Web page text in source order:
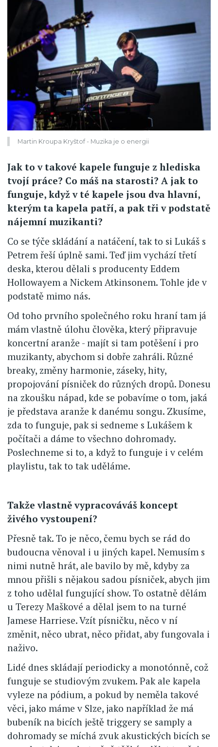
Martin Kroupa Kryštof - Muzika je o energii
Jak to v takové kapele funguje z hlediska
tvojí práce? Co máš na starosti? A jak to
funguje, když v té kapele jsou dva hlavní,
kterým ta kapela patří, a pak tři v podstatě
nájemní muzikanti?
Co se týče skládání a natáčení, tak to si Lukáš s
Petrem řeší úplně sami. Teď jim vychází třetí
deska, kterou dělali s producenty Eddem
Hollowayem a Nickem Atkinsonem. Tohle jde v
podstatě mimo nás.
Od toho prvního společného roku hraní tam já
mám vlastně úlohu člověka, který připravuje
koncertní aranže - majít si tam potěšení i pro
muzikanty, abychom si dobře zahráli. Různé
breaky, změny harmonie, záseky, hity,
propojování písniček do různých dropů. Donesu
na zkoušku nápad, kde se pobavíme o tom, jaká
je představa aranže k danému songu. Zkusíme,
zda to funguje, pak si sedneme s Lukášem k
počítači a dáme to všechno dohromady.
Poslechneme si to, a když to funguje i v celém
playlistu, tak to tak uděláme.
Takže vlastně vypracováváš koncept
živého vystoupení?
Přesně tak. To je něco, čemu bych se rád do
budoucna věnoval i u jiných kapel. Nemusím s
nimi nutně hrát, ale bavilo by mě, kdyby za
mnou přišli s nějakou sadou písniček, abych jim
z toho udělal fungující show. To ostatně dělám
u Terezy Maškové a dělal jsem to na turné
Jamese Harriese. Vzít písničku, něco v ní
změnit, něco ubrat, něco přidat, aby fungovala i
naživo.
Lidé dnes skládají periodicky a monotónně, což
funguje se studiovým zvukem. Pak ale kapela
vyleze na pódium, a pokud by neměla takové
věci, jako máme v Slze, jako například že má
bubeník na bicích ještě triggery se samply a
dohromady se míchá zvuk akustických bicích se